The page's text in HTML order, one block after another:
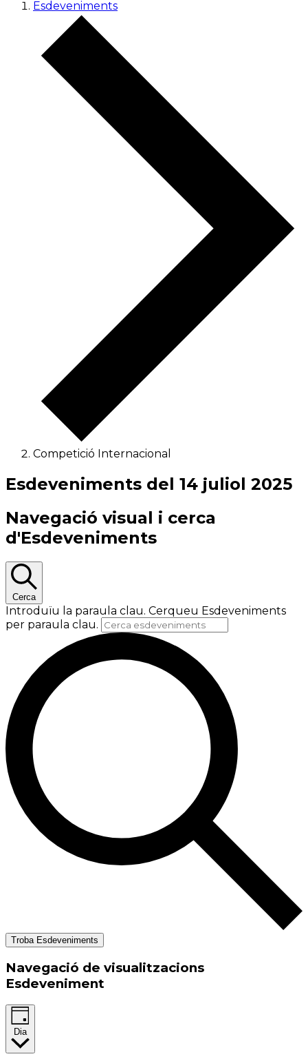
Esdeveniments
Competició Internacional
Esdeveniments del 14 juliol 2025
Navegació visual i cerca
d'Esdeveniments
Cerca
Introduïu la paraula clau. Cerqueu Esdeveniments
per paraula clau.
Troba Esdeveniments
Navegació de visualitzacions
Esdeveniment
Dia